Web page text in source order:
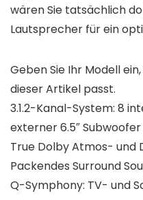
wären Sie tatsächlich
Lautsprecher für ein
Geben Sie Ihr Modell
dieser Artikel passt.
3.1.2-Kanal-System: 8
externer 6.5″ Subwoofer
True Dolby Atmos- und
Packendes Surround
Q-Symphony: TV- und